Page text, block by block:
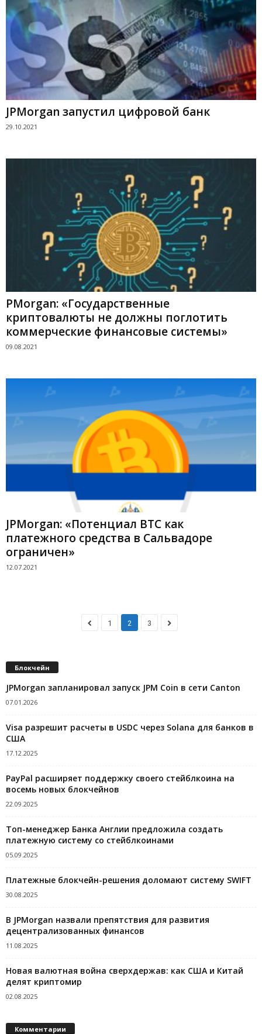
JPMorgan запустил цифровой банк
29.10.2021
PMorgan: «Государственные
криптовалюты не должны поглотить
коммерческие финансовые системы»
09.08.2021
JPMorgan: «Потенциал BTC как
платежного средства в Сальвадоре
ограничен»
12.07.2021
1 2 3
Блокчейн
JPMorgan запланировал запуск JPM Coin в сети Canton
07.01.2026
Visa разрешит расчеты в USDC через Solana для банков в
США
17.12.2025
PayPal расширяет поддержку своего стейблкоина на
восемь новых блокчейнов
22.09.2025
Топ-менеджер Банка Англии предложила создать
платежную систему со стейблкоинами
05.09.2025
Платежные блокчейн-решения доломают систему SWIFT
30.08.2025
В JPMorgan назвали препятствия для развития
децентрализованных финансов
11.08.2025
Новая валютная война сверхдержав: как США и Китай
делят криптомир
02.08.2025
Комментарии